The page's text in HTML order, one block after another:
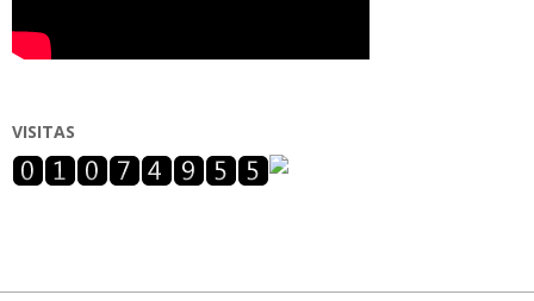
VISITAS